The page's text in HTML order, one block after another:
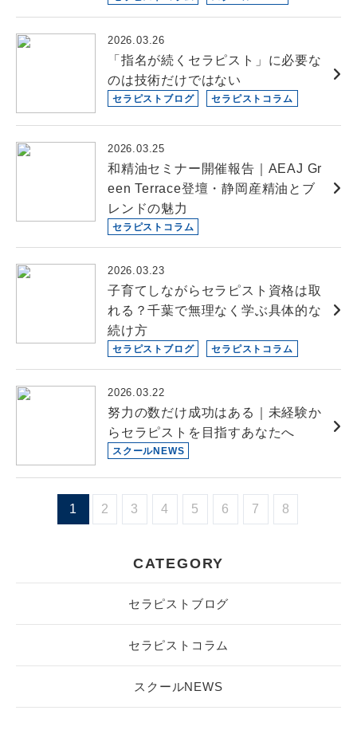
2026.03.26
「指名が続くセラピスト」に必要な
のは技術だけではない
セラピストブログ セラピストコラム
2026.03.25
和精油セミナー開催報告｜AEAJ Gr
een Terrace登壇・静岡産精油とブ
レンドの魅力
セラピストコラム
2026.03.23
子育てしながらセラピスト資格は取
れる？千葉で無理なく学ぶ具体的な
続け方
セラピストブログ セラピストコラム
2026.03.22
努力の数だけ成功はある｜未経験か
らセラピストを目指すあなたへ
スクールNEWS
1 2 3 4 5 6 7 8
CATEGORY
セラピストブログ
セラピストコラム
スクールNEWS